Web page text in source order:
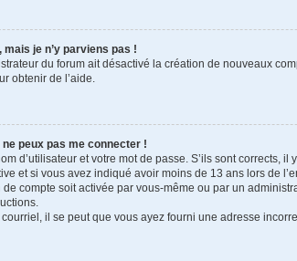
je n’y parviens pas !
du forum ait désactivé la création de nouveaux
obtenir de l’aide.
peux pas me connecter !
d’utilisateur et votre mot de passe. S’ils sont corrects, il
et si vous avez indiqué avoir moins de 13 ans lors de
compte soit activée par vous-même ou par un
il se peut que vous ayez fourni une adresse